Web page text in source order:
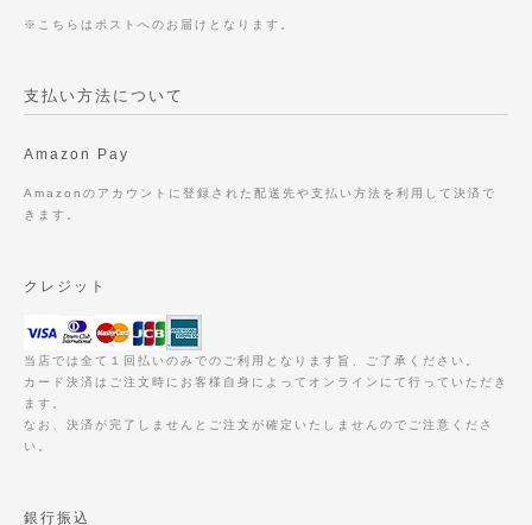
※こちらはポストへのお届けとなります。
支払い方法について
Amazon Pay
Amazonのアカウントに登録された配送先や支払い方法を利用して決済で
きます。
クレジット
当店では全て１回払いのみでのご利用となります旨、ご了承ください。
カード決済はご注文時にお客様自身によってオンラインにて行っていただき
ます。
なお、決済が完了しませんとご注文が確定いたしませんのでご注意くださ
い。
銀行振込